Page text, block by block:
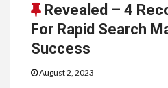
Revealed – 4
For Rapid Search
Success
August 2, 2023